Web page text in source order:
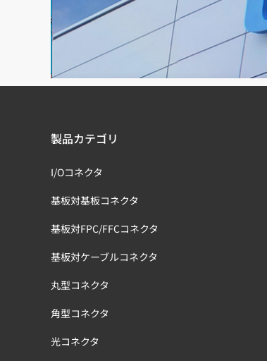
製品カテゴリ
I/Oコネクタ
基板対基板コネクタ
基板対FPC/FFCコネクタ
基板対ケーブルコネクタ
丸型コネクタ
角型コネクタ
光コネクタ